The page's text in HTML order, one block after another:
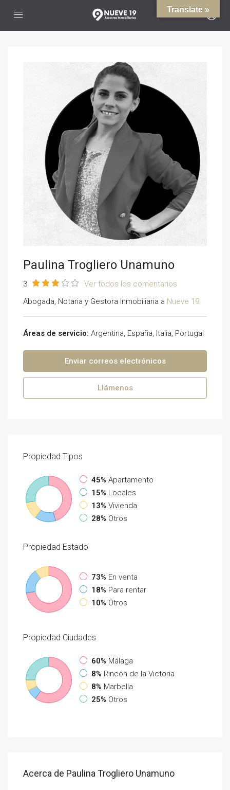
Paulina Trogliero Unamuno
3
Ver todos los comentarios
Abogada, Notaria y Gestora Inmobiliaria a Nueve 19
Áreas de servicio: Argentina, España, Italia, Portugal
Enviar correos electrónicos
Llámenos
Propiedad Tipos
45% Apartamento
15% Locales
13% Vivienda
28% Otros
Propiedad Estado
73% En venta
18% Para rentar
10% Otros
Propiedad Ciudades
60% Málaga
8% Rincón de la Victoria
8% Marbella
25% Otros
Acerca de Paulina Trogliero Unamuno
Translate »